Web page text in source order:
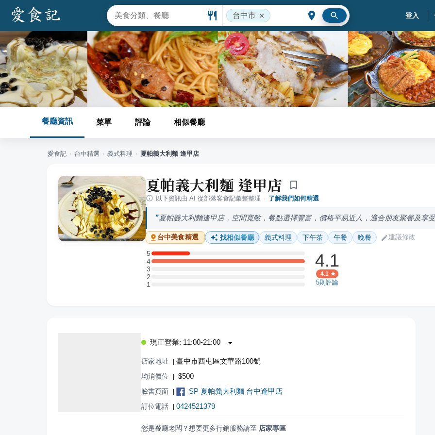
台中市 登入
餐廳資訊 菜單 評論 相似餐廳
愛食記 › 台中精選 › 義式料理 › 夏帕義大利麵 逢甲店
夏帕義大利麵 逢甲店
以下資訊由 AI 從部落客食記彙整整理 · 了解我們如何精選
夏帕義大利麵逢甲店，空間寬敞，餐點選擇豐富，價格平易近人，適合朋友聚餐及享受
台中美食精選 找相似餐廳 義式料理 下午茶 午餐 晚餐 建議修改
5
5 星：1 則評論
4
4 星：4 則評論
3
3 星：0 則評論
2
2 星：0 則評論
11 星：0 則評論
4.1
4.1
5則評論
現正營業: 11:00-21:00
店家地址 | 臺中市西屯區文華路100號
均消價位 | $500
臉書頁面 | SP 夏帕義大利麵 台中逢甲店
訂位電話 | 0424521379
您是餐廳老闆？想要更多行銷服務請至 店家專區